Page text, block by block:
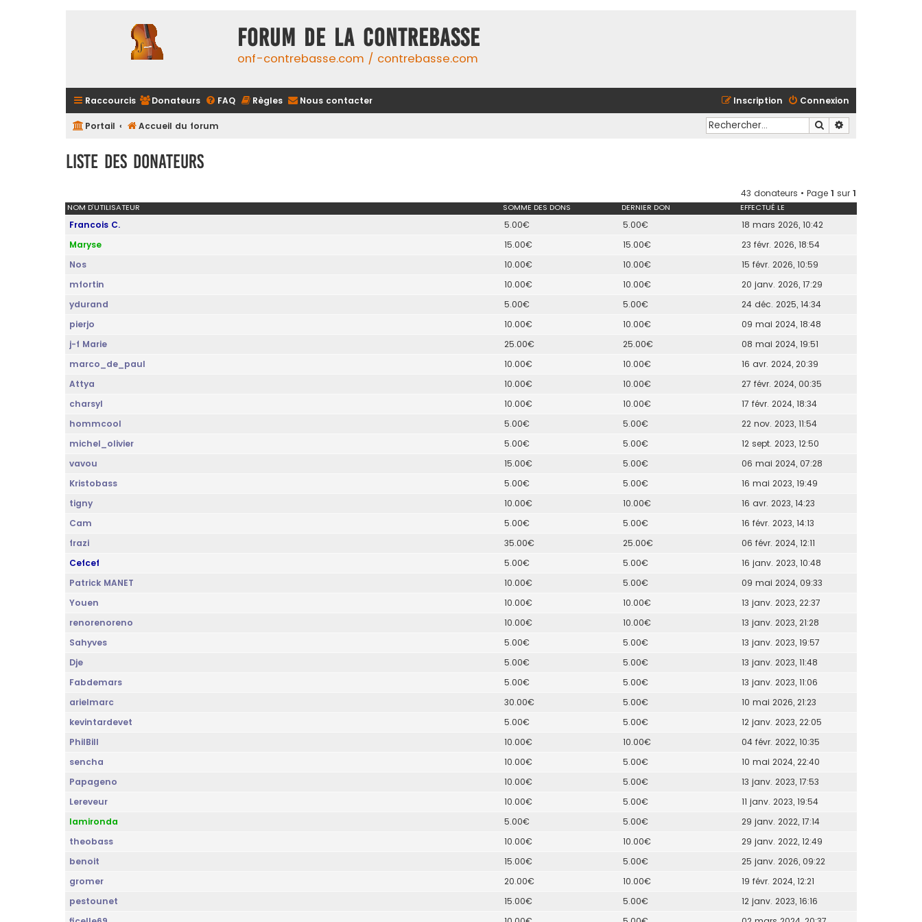
FORUM DE LA CONTREBASSE
onf-contrebasse.com / contrebasse.com
Raccourcis Donateurs FAQ Règles Nous contacter Connexion
Inscription
Portail Accueil du forum Rechercher
Liste des donateurs
43 donateurs • Page 1 sur 1
NOM D’UTILISATEUR SOMME DES DONS DERNIER DON EFFECTUÉ LE
Francois C. 5.00€ 5.00€
18 mars 2026, 10:42
Maryse
15.00€ 15.00€
23 févr. 2026, 18:54
Nos
10.00€ 10.00€
15 févr. 2026, 10:59
mfortin
10.00€ 10.00€
20 janv. 2026, 17:29
ydurand
5.00€ 5.00€
24 déc. 2025, 14:34
pierjo
10.00€ 10.00€
09 mai 2024, 18:48
j-f Marie
25.00€ 25.00€
08 mai 2024, 19:51
marco_de_paul
10.00€ 10.00€
16 avr. 2024, 20:39
Attya
10.00€ 10.00€
27 févr. 2024, 00:35
charsyl
10.00€ 10.00€
17 févr. 2024, 18:34
hommcool
5.00€ 5.00€
22 nov. 2023, 11:54
michel_olivier
5.00€ 5.00€
12 sept. 2023, 12:50
vavou
15.00€ 5.00€
06 mai 2024, 07:28
Kristobass
5.00€ 5.00€
16 mai 2023, 19:49
tigny
10.00€ 10.00€
16 avr. 2023, 14:23
Cam
5.00€ 5.00€
16 févr. 2023, 14:13
frazi
35.00€ 25.00€
06 févr. 2024, 12:11
Cefcef
5.00€ 5.00€
16 janv. 2023, 10:48
Patrick MANET
10.00€ 5.00€
09 mai 2024, 09:33
Youen
10.00€ 10.00€
13 janv. 2023, 22:37
renorenoreno
10.00€ 10.00€
13 janv. 2023, 21:28
Sahyves
5.00€ 5.00€
13 janv. 2023, 19:57
Dje
5.00€ 5.00€
13 janv. 2023, 11:48
Fabdemars
5.00€ 5.00€
13 janv. 2023, 11:06
arielmarc
30.00€ 5.00€
10 mai 2026, 21:23
kevintardevet
5.00€ 5.00€
12 janv. 2023, 22:05
PhilBill
10.00€ 10.00€
04 févr. 2022, 10:35
sencha
10.00€ 5.00€
10 mai 2024, 22:40
Papageno
10.00€ 5.00€
13 janv. 2023, 17:53
Lereveur
10.00€ 5.00€
11 janv. 2023, 19:54
lamironda
5.00€ 5.00€
29 janv. 2022, 17:14
theobass
10.00€ 10.00€
29 janv. 2022, 12:49
benoit
15.00€ 5.00€
25 janv. 2026, 09:22
gromer
20.00€ 10.00€
19 févr. 2024, 12:21
pestounet
15.00€ 5.00€
12 janv. 2023, 16:16